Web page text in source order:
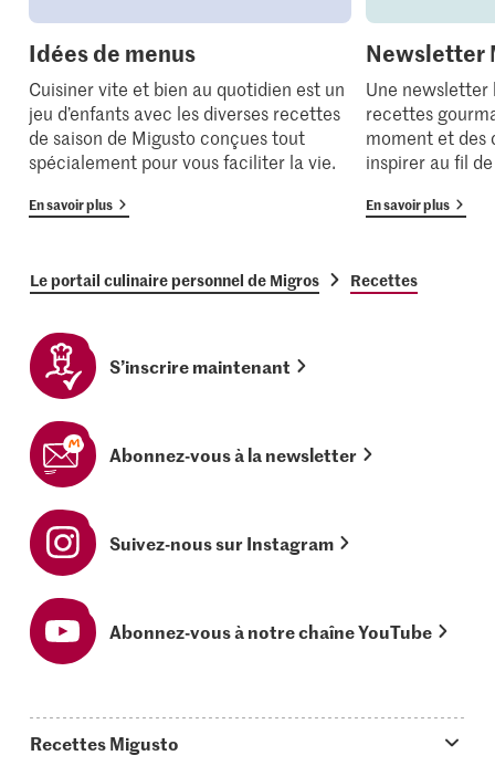
Idées de menus
Cuisiner vite et bien au quotidien est un
jeu d’enfants avec les diverses recettes
de saison de Migusto conçues tout
spécialement pour vous faciliter la vie.
En savoir plus
Newsletter
Une newsletter
recettes
moment et des
inspirer au fil
En savoir plus
Le portail culinaire personnel de Migros Recettes
S’inscrire maintenant
Abonnez-vous à la newsletter
Suivez-nous sur Instagram
Abonnez-vous à notre chaîne YouTube
Recettes Migusto